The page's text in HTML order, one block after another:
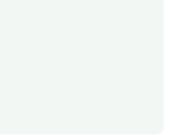
Download)
einen Download)
einen Download)
Download)